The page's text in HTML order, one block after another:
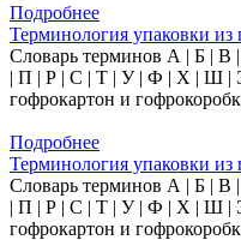
Подробнее
Терминология упаковки из
Словарь терминов А | Б |
| П | Р | С | Т | У | Ф | Х | Ш |
гофрокартон и
Подробнее
Терминология упаковки из
Словарь терминов А | Б |
| П | Р | С | Т | У | Ф | Х | Ш |
гофрокартон и